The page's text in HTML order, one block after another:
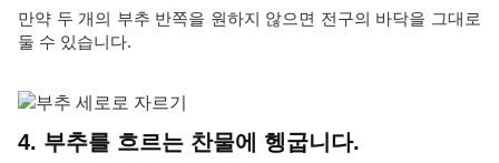
만약 두 개의 부추 반쪽을 원하지 않으면 전구의 바닥을 그대로
둘 수 있습니다.
4. 부추를 흐르는 찬물에 헹굽니다.